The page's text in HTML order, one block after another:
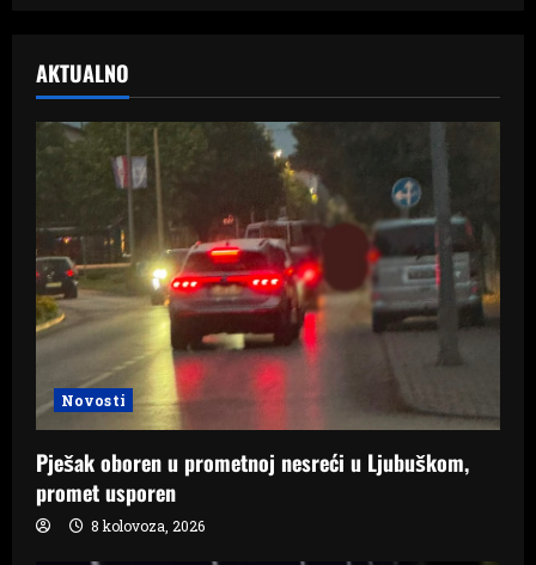
AKTUALNO
Novosti
Pješak oboren u prometnoj nesreći u Ljubuškom,
promet usporen
8 kolovoza, 2026